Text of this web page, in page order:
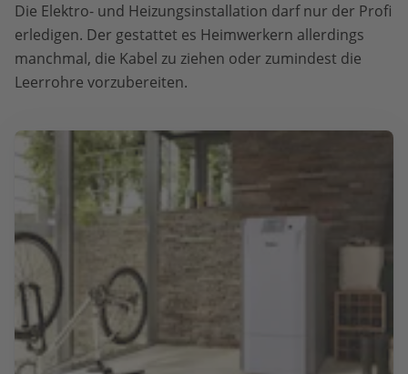
Die Elektro- und Heizungsinstallation darf nur der Profi
erledigen. Der gestattet es Heimwerkern allerdings
manchmal, die Kabel zu ziehen oder zumindest die
Leerrohre vorzubereiten.